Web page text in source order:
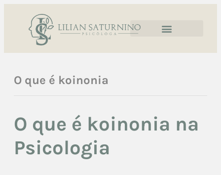
O que é koinonia
O que é koinonia na
Psicologia